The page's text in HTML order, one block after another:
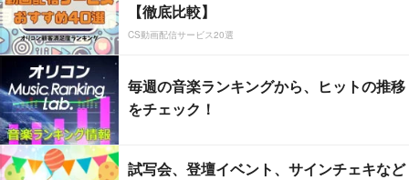
【徹底比較】
CS動画配信サービス20選
毎週の音楽ランキングから、ヒットの推移
をチェック！
試写会、登壇イベント、サインチェキなど